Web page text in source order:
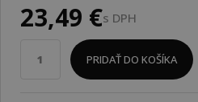
23,49 €s DPH
PRIDAŤ DO KOŠÍKA